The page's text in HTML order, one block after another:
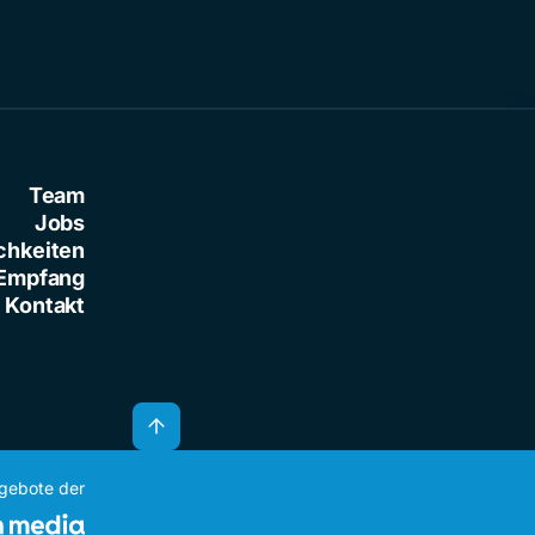
Team
Jobs
Kontakt
der